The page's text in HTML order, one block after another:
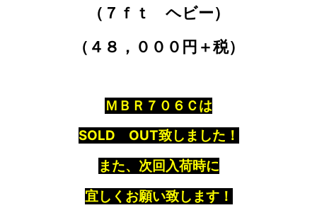
（７ｆｔ ヘビー）
（４８，０００円＋税）
ＭＢＲ７０６Ｃは
SOLD OUT致しました！
また、次回入荷時に
宜しくお願い致します！